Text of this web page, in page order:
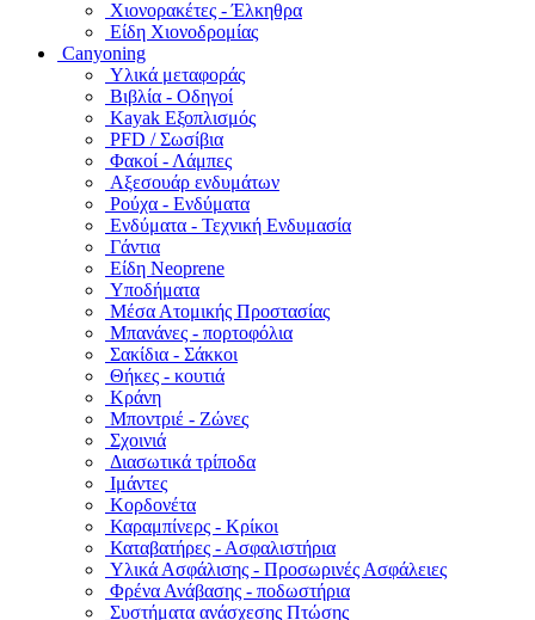
Χιονορακέτες - Έλκηθρα
Είδη Χιονοδρομίας
Canyoning
Υλικά μεταφοράς
Βιβλία - Οδηγοί
Kayak Εξοπλισμός
PFD / Σωσίβια
Φακοί - Λάμπες
Αξεσουάρ ενδυμάτων
Ρούχα - Ενδύματα
Ενδύματα - Τεχνική Ενδυμασία
Γάντια
Είδη Neoprene
Υποδήματα
Μέσα Ατομικής Προστασίας
Μπανάνες - πορτοφόλια
Σακίδια - Σάκκοι
Θήκες - κουτιά
Κράνη
Μποντριέ - Ζώνες
Σχοινιά
Διασωτικά τρίποδα
Ιμάντες
Κορδονέτα
Καραμπίνερς - Κρίκοι
Καταβατήρες - Ασφαλιστήρια
Υλικά Ασφάλισης - Προσωρινές Ασφάλειες
Φρένα Ανάβασης - ποδωστήρια
Συστήματα ανάσχεσης Πτώσης